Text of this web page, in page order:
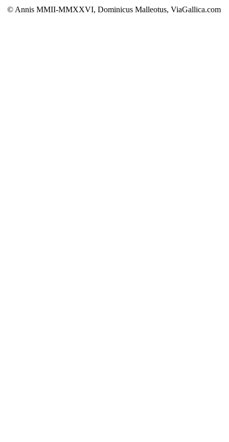
© Annis MMII-MMXXVI, Dominicus Malleotus, ViaGallica.com